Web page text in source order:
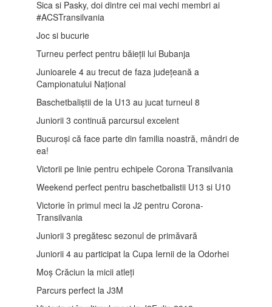
Sica si Pasky, doi dintre cei mai vechi membri ai
#ACSTransilvania
Joc si bucurie
Turneu perfect pentru băieții lui Bubanja
Junioarele 4 au trecut de faza județeană a
Campionatului Național
Baschetbaliștii de la U13 au jucat turneul 8
Juniorii 3 continuă parcursul excelent
Bucuroși că face parte din familia noastră, mândri de
ea!
Victorii pe linie pentru echipele Corona Transilvania
Weekend perfect pentru baschetbalistii U13 si U10
Victorie în primul meci la J2 pentru Corona-
Transilvania
Juniorii 3 pregătesc sezonul de primăvară
Juniorii 4 au participat la Cupa Iernii de la Odorhei
Moș Crăciun la micii atleți
Parcurs perfect la J3M